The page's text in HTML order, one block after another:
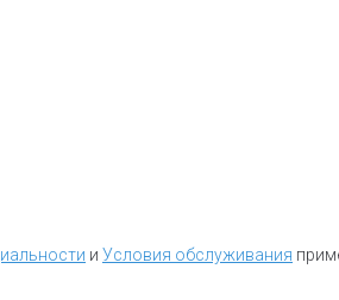
и Условия обслуживания